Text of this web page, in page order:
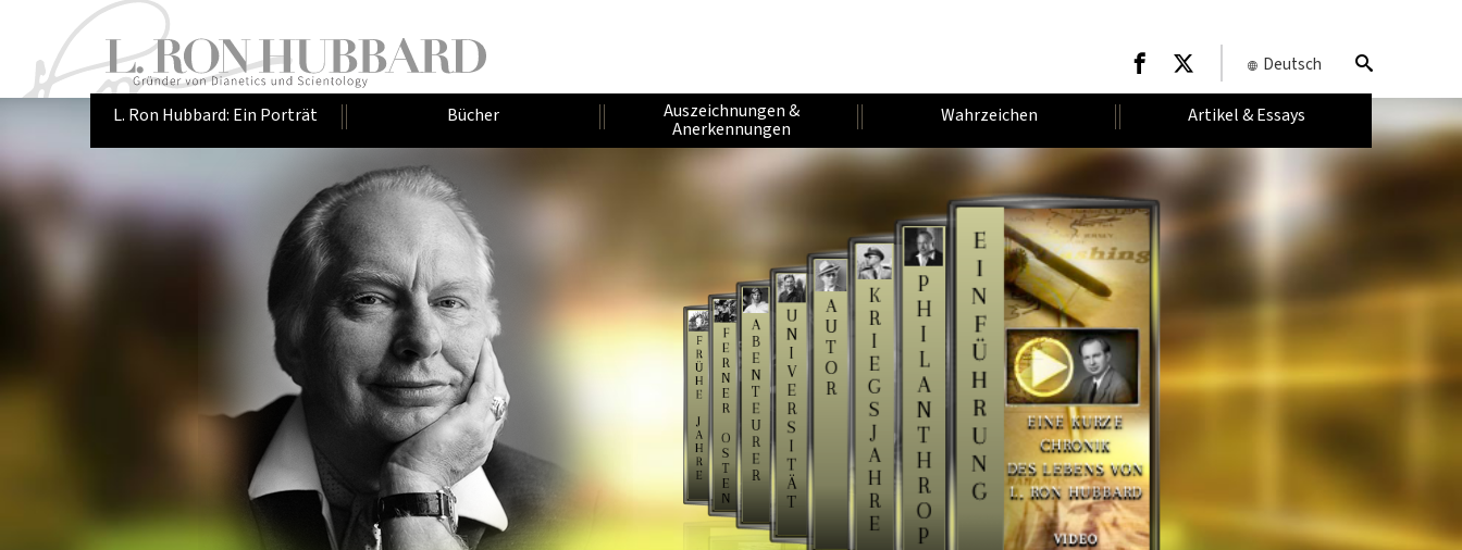
Deutsch
L. Ron Hubbard: Ein Porträt Bücher Auszeichnungen &
Anerkennungen
Wahrzeichen Artikel & Essays
EINE KURZE
CHRONIK
DES LEBENS VON
L. RON HUBBARD
VIDEO
E
I
N
F
Ü
H
R
U
N
G
P
H
I
L
A
N
T
H
R
O
P
K
R
I
E
G
S
J
A
H
R
E
A
U
T
O
R
U
N
I
V
E
R
S
I
T
Ä
T
A
B
E
N
T
E
U
R
E
R
F
E
R
N
E
R
O
S
T
E
N
F
R
Ü
H
E
J
A
H
R
E